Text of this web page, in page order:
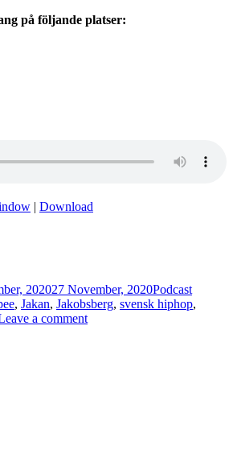
på följande platser:
| Download
202027 November, 2020Podcast
, Jakan, Jakobsberg, svensk hiphop,
a commenton